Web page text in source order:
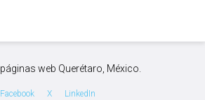
web Querétaro, México.
Facebook X LinkedIn